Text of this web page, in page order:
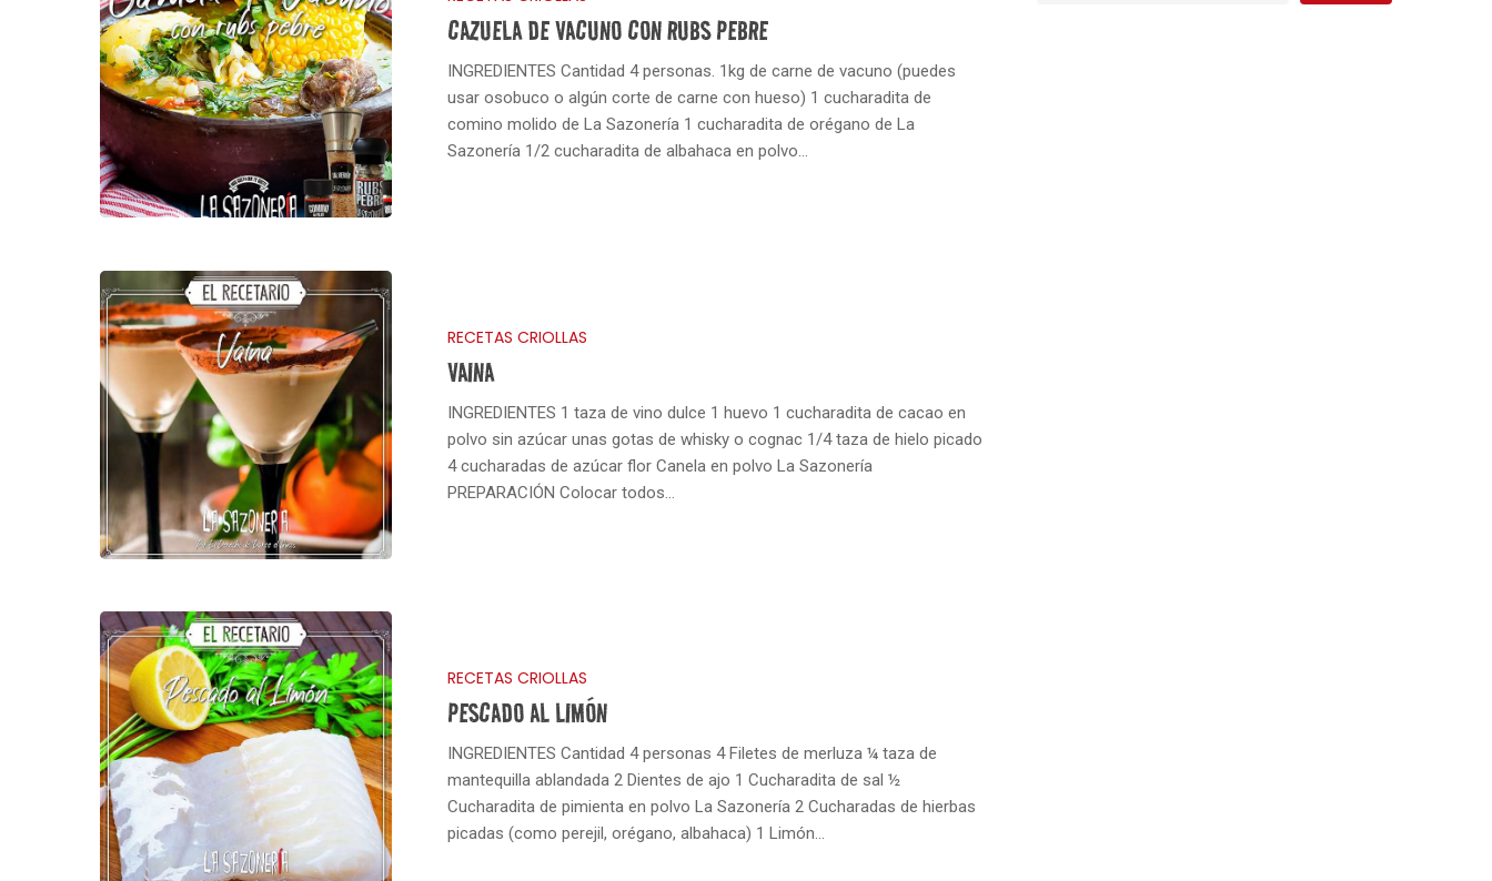
Hit enter to search or ESC to close
CAZUELA DE VACUNO CON RUBS PEBRE
INGREDIENTES Cantidad 4 personas. 1kg de carne de vacuno (puedes
usar osobuco o algún corte de carne con hueso) 1 cucharadita de
comino molido de La Sazonería 1 cucharadita de orégano de La
Sazonería 1/2 cucharadita de albahaca en polvo…
RECETAS CRIOLLAS
VAINA
INGREDIENTES 1 taza de vino dulce 1 huevo 1 cucharadita de cacao en
polvo sin azúcar unas gotas de whisky o cognac 1/4 taza de hielo picado
4 cucharadas de azúcar flor Canela en polvo La Sazonería
PREPARACIÓN Colocar todos…
RECETAS CRIOLLAS
PESCADO AL LIMÓN
INGREDIENTES Cantidad 4 personas 4 Filetes de merluza ¼ taza de
mantequilla ablandada 2 Dientes de ajo 1 Cucharadita de sal ½
Cucharadita de pimienta en polvo La Sazonería 2 Cucharadas de hierbas
picadas (como perejil, orégano, albahaca) 1 Limón…